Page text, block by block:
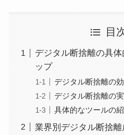
目
デジタル断捨離の具
ップ
デジタル断捨離の
デジタル断捨離の
具体的なツールの
業界別デジタル断捨